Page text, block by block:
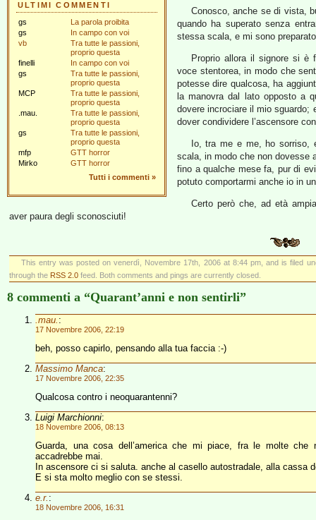
ULTIMI COMMENTI
gs
La parola proibita
gs
In campo con voi
vb
Tra tutte le passioni,
proprio questa
finelli
In campo con voi
gs
Tra tutte le passioni,
proprio questa
MCP
Tra tutte le passioni,
proprio questa
.mau.
Tra tutte le passioni,
proprio questa
gs
Tra tutte le passioni,
proprio questa
mfp
GTT horror
Mirko
GTT horror
Tutti i commenti »
Conosco, anche se di vista,
quando ha superato senza
stessa scala, e mi sono
Proprio allora il signore si è
voce stentorea, in modo che
potesse dire qualcosa, ha
la manovra dal lato opposto a
dovere incrociare il mio
dover condividere l’ascensore
Io, tra me e me, ho sorriso,
scala, in modo che non dovesse
fino a qualche mese fa, pur di
potuto comportarmi anche io in
Certo però che, ad età
aver paura degli sconosciuti!
This entry was posted on venerdì, Novembre 17th, 2006 at 8:44 pm, and is filed
through the RSS 2.0 feed. Both comments and pings are currently closed.
8 commenti a “Quarant’anni e non sentirli”
.mau. :
17 Novembre 2006, 22:19
beh, posso capirlo, pensando alla tua faccia :-)
Massimo Manca:
17 Novembre 2006, 22:35
Qualcosa contro i neoquarantenni?
Luigi Marchionni:
18 Novembre 2006, 08:13
Guarda, una cosa dell’america che mi piace, fra le molte
accadrebbe mai.
In ascensore ci si saluta. anche al casello autostradale, alla cassa
E si sta molto meglio con se stessi.
e.r. :
18 Novembre 2006, 16:31